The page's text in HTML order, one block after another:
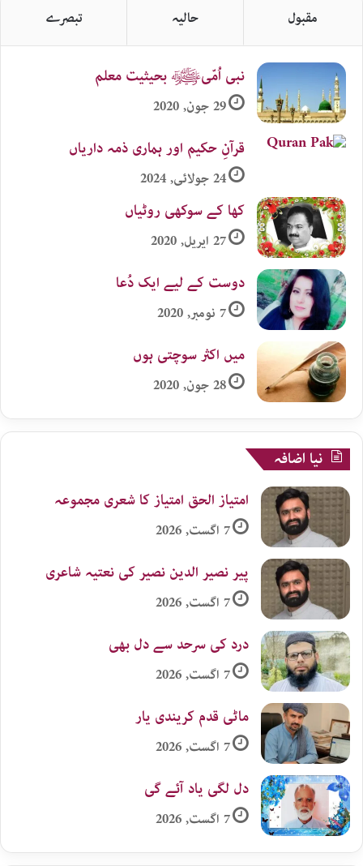
مقبول حالیہ تبصرے
نبی اُمّیﷺ بحیثیت معلم
29 جون, 2020
قرآنِ حکیم اور ہماری ذمہ داریاں
24 جولائی, 2024
کھا کے سوکھی روٹیاں
27 اپریل, 2020
دوست کے لیے ایک دُعا
7 نومبر, 2020
میں اکثر سوچتی ہوں
28 جون, 2020
نیا اضافہ
امتیاز الحق امتیاز کا شعری مجموعہ
7 اگست, 2026
پیر نصیر الدین نصیر کی نعتیہ شاعری
7 اگست, 2026
درد کی سرحد سے دل بھی
7 اگست, 2026
ماٹی قدم کریندی یار
7 اگست, 2026
دل لگی یاد آئے گی
7 اگست, 2026